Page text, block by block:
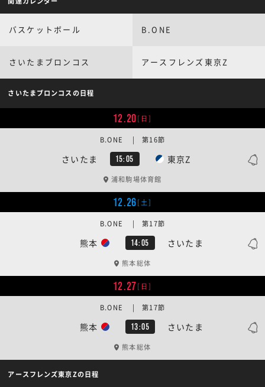
バスケットボール B.ONE
さいたまブロンコス アースフレンズ東京Z
さいたまブロンコスの日程
12.20[日]
さいたま 15:05 東京Z
B.ONE | 第16節
浦和駒場体育館
12.26[土]
熊本 14:05 さいたま
B.ONE | 第17節
熊本総体
12.27[日]
熊本 13:05 さいたま
B.ONE | 第17節
熊本総体
アースフレンズ東京Zの日程